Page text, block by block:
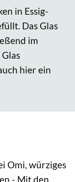
in Essig-
Das Glas
im
hier ein
Omi, würziges
- Mit den